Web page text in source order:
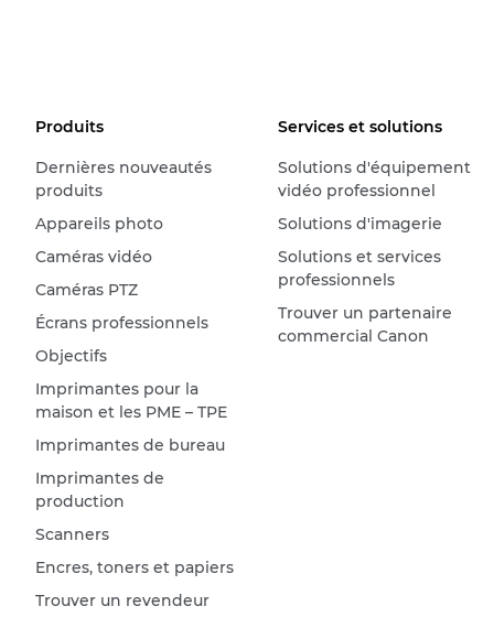
Produits
Dernières nouveautés
produits
Appareils photo
Caméras vidéo
Caméras PTZ
Écrans professionnels
Objectifs
Imprimantes pour la
maison et les PME – TPE
Imprimantes de bureau
Imprimantes de
production
Scanners
Encres, toners et papiers
Trouver un revendeur
Services et solutions
Solutions d'équipement
vidéo professionnel
Solutions d'imagerie
Solutions et services
professionnels
Trouver un partenaire
commercial Canon